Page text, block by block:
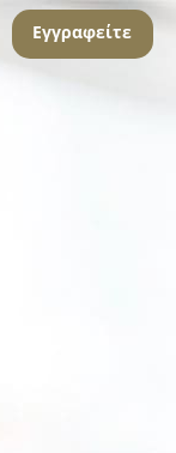
Εγγραφείτε